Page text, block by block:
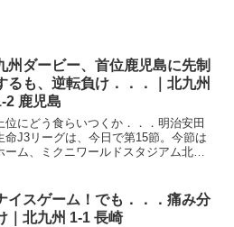
州ダービー、首位鹿児島に先制
るも、逆転負け．．．｜北九州
2 鹿児島
位にどう食らいつくか．．．明治安田
命J3リーグは、今日で第15節。今節は
ーム、ミクニワールドスタジアム北九
の後、讃岐戦で勝利と良い感じで今節
迎えた北九州。第14...
イスゲーム！でも．．．痛み分
｜北九州 1-1 長崎